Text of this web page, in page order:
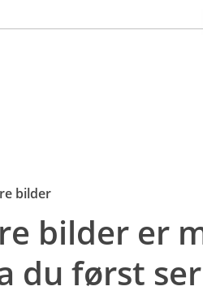
bilder
bilder er
du først ser